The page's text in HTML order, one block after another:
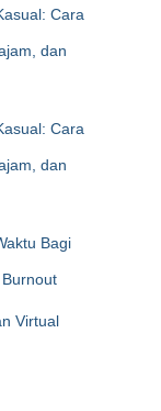
Cara
dan
Cara
dan
Bagi
Virtual